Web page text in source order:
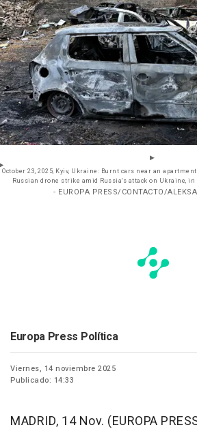
October 23, 2025, Kyiv, Ukraine: Burnt cars near an
Russian drone strike amid Russia's attack on Ukraine, in
- EUROPA PRESS/CONTACTO/
Europa Press Política
Viernes, 14 noviembre 2025
Publicado: 14:33
MADRID, 14 Nov. (EUROPA